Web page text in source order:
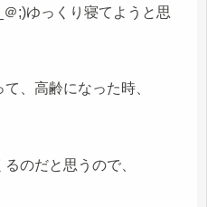
;)ゆっくり寝てようと思
、高齢になった時、
のだと思うので、